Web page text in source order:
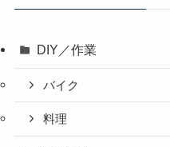
DIY／作業
バイク
料理